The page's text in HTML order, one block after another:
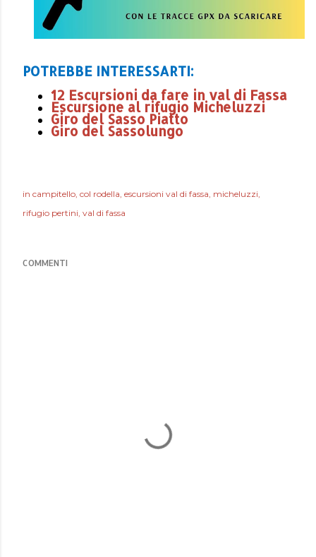
POTREBBE INTERESSARTI:
12 Escursioni da fare in val di Fassa
Escursione al rifugio Micheluzzi
Giro del Sasso Piatto
Giro del Sassolungo
in campitello col rodella escursioni val di fassa micheluzzi
rifugio pertini val di fassa
COMMENTI